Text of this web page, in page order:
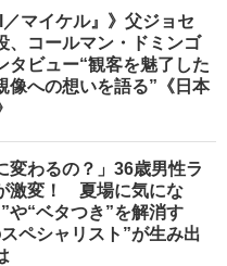
／マイケル』》父ジョセ
、コールマン・ドミンゴ
タビュー“観客を魅了した
像への想いを語る”《日本
変わるの？」36歳男性ラ
激変！ 夏場に気にな
や“ベタつき”を解消す
ペシャリスト”が生み出